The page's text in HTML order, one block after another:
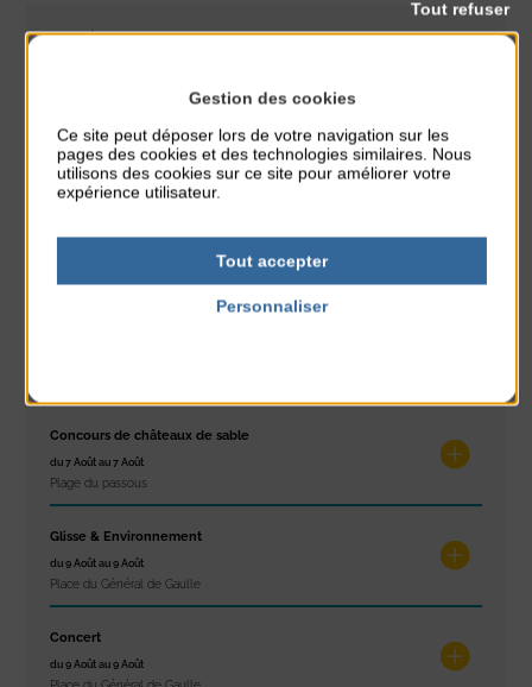
CLASSÉ DANS :
PARTAGER CETTE INFO :
À noter aussi
Concours de châteaux de sable
du 7 Août au 7 Août
Plage du passous
Glisse & Environnement
du 9 Août au 9 Août
Place du Général de Gaulle
Concert
du 9 Août au 9 Août
Gestion des cookies
Ce site peut déposer lors de votre navigation sur les
pages des cookies et des technologies similaires. Nous
utilisons des cookies sur ce site pour améliorer votre
expérience utilisateur.
Tout accepter
Tout refuser
Personnaliser